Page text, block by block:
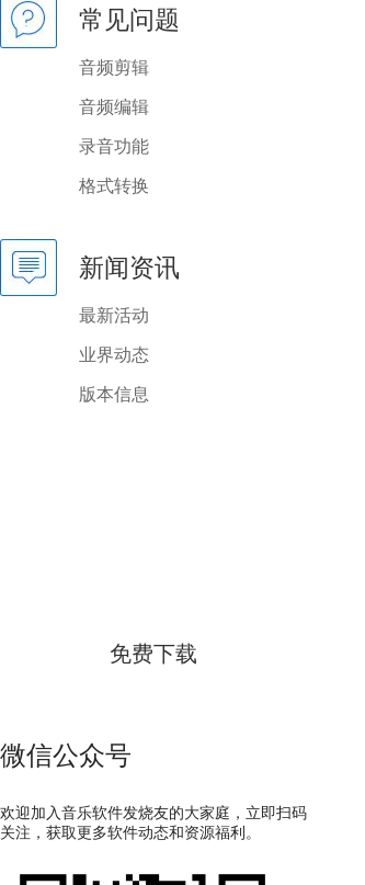
常见问题
音频剪辑
音频编辑
录音功能
格式转换
新闻资讯
最新活动
业界动态
版本信息
免费下载
微信公众号
欢迎加入音乐软件发烧友的大家庭，立即扫码
关注，获取更多软件动态和资源福利。